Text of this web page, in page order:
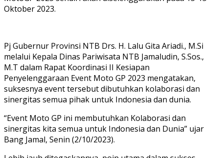
Oktober 2023.
Pj Gubernur Provinsi NTB Drs. H. Lalu Gita Ariadi., M.Si
melalui Kepala Dinas Pariwisata NTB Jamaludin, S.Sos.,
M.T dalam Rapat Koordinasi II Kesiapan
Penyelenggaraan Event Moto GP 2023 mengatakan,
suksesnya event tersebut dibutuhkan kolaborasi dan
sinergitas semua pihak untuk Indonesia dan dunia.
“Event Moto GP ini membutuhkan Kolaborasi dan
sinergitas kita semua untuk Indonesia dan Dunia” ujar
Bang Jamal, Senin (2/10/2023).